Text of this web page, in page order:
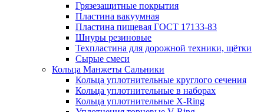
Грязезащитные покрытия
Пластина вакуумная
Пластина пищевая ГОСТ 17133-83
Шнуры резиновые
Техпластина для дорожной техники, щётки
Сырые смеси
Кольца Манжеты Сальники
Кольца уплотнительные круглого сечения
Кольца уплотнительные в наборах
Кольца уплотнительные Х-Ring